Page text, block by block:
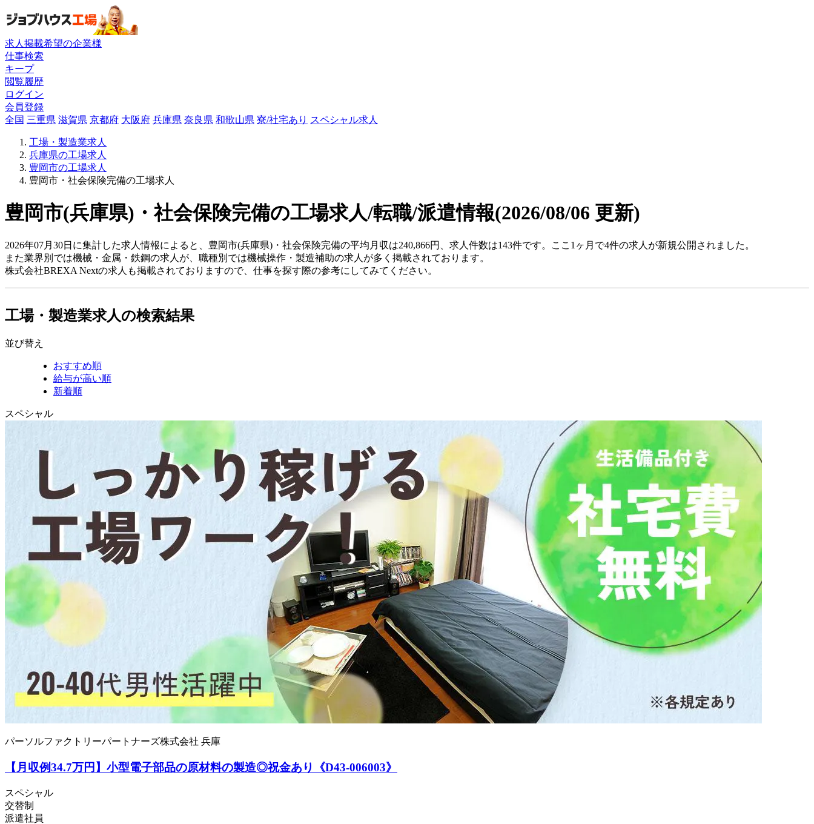
求人掲載希望の企業様
仕事検索
キープ
閲覧履歴
ログイン
会員登録
全国 三重県 滋賀県 京都府 大阪府 兵庫県 奈良県 和歌山県 寮/社宅あり スペシャル求人
工場・製造業求人
兵庫県の工場求人
豊岡市の工場求人
豊岡市・社会保険完備の工場求人
豊岡市(兵庫県)・社会保険完備の工場求人/転職/派遣情報(2026/08/06 更新)
2026年07月30日に集計した求人情報によると、豊岡市(兵庫県)・社会保険完備の平均月収は240,866円、求人件数は143件です。ここ1ヶ月で4件の求人が新規公開されました。
また業界別では機械・金属・鉄鋼の求人が、職種別では機械操作・製造補助の求人が多く掲載されております。
株式会社BREXA Nextの求人も掲載されておりますので、仕事を探す際の参考にしてみてください。
工場・製造業求人の検索結果
並び替え
おすすめ順
給与が高い順
新着順
スペシャル
パーソルファクトリーパートナーズ株式会社 兵庫
【月収例34.7万円】小型電子部品の原材料の製造◎祝金あり《D43-006003》
スペシャル
交替制
派遣社員